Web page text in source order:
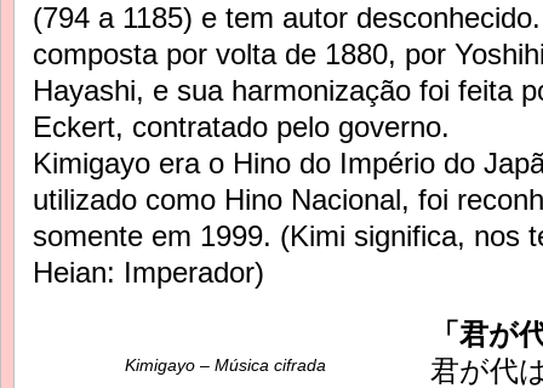
(794 a 1185) e tem autor
composta por volta de 1880, por
Hayashi, e sua harmonização foi feita
Eckert, contratado pelo governo.
Kimigayo era o Hino do Império do
utilizado como Hino Nacional, foi
somente em 1999. (Kimi significa, nos
Heian: Imperador)
Kimigayo – Música cifrada
「君が
君が代